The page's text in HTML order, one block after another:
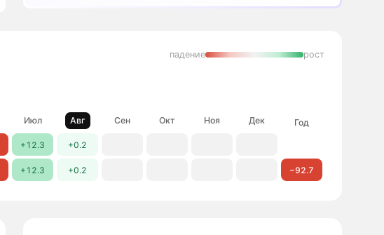
падение рост
Июл Авг Сен Окт Ноя Дек Год
+12.3 +0.2
+12.3 +0.2 −92.7